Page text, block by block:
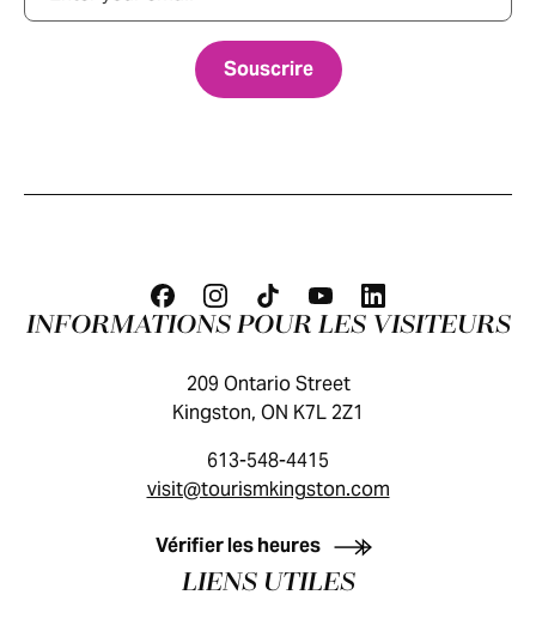
GUIDE DES VISITEURS
INFORMATIONS POUR LES VISITEURS
209 Ontario Street
Kingston, ON K7L 2Z1
613-548-4415
visit@tourismkingston.com
Vérifier les heures
LIENS UTILES